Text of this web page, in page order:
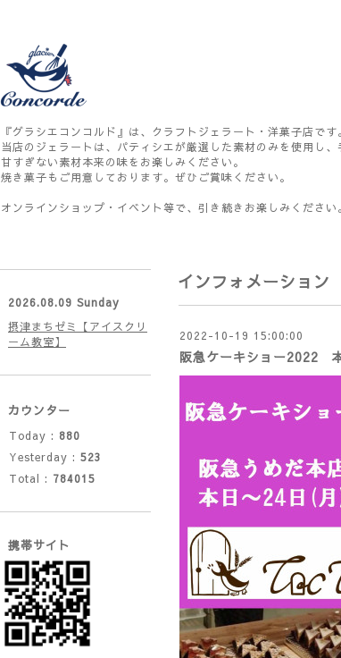
『グラシエコンコルド』は、クラフトジェラート・洋菓子店です。
当店のジェラートは、パティシエが厳選した素材のみを使用し、
甘すぎない素材本来の味をお楽しみください。
焼き菓子もご用意しております。ぜひご賞味ください。
オンラインショップ・イベント等で、引き続きお楽しみください。
インフォメーション
2022-10-19 15:00:00
阪急ケーキショー2022
2026.08.09 Sunday
摂津まちゼミ【アイスクリ
ーム教室】
カウンター
Today : 880
Yesterday : 523
Total : 784015
携帯サイト